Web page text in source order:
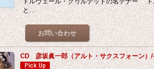
と…
CD 彦坂眞一郎（アルト・サクスフォーン）